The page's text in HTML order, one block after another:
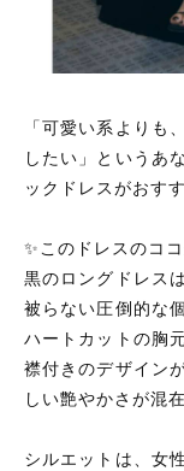
「可愛い系よりも
したい」というあ
ックドレスがおすす
✨このドレスのコ
黒のロングドレス
被らない圧倒的な
ハートカットの胸
襟付きのデザイン
しい艶やかさが混
シルエットは、女